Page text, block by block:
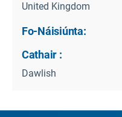
United Kingdom
Fo-Náisiúnta:
Cathair :
Dawlish